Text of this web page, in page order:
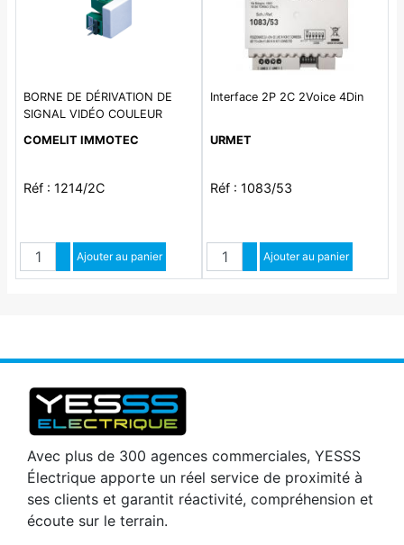
BORNE DE DÉRIVATION DE
SIGNAL VIDÉO COULEUR
COMELIT IMMOTEC
Réf : 1214/2C
QuantitéAugmenter quantité
Diminuer quantité
Ajouter au panier
Interface 2P 2C 2Voice 4Din
URMET
Réf : 1083/53
QuantitéAugmenter quantité
Diminuer quantité
Ajouter au panier
Avec plus de 300 agences commerciales, YESSS
Électrique apporte un réel service de proximité à
ses clients et garantit réactivité, compréhension et
écoute sur le terrain.